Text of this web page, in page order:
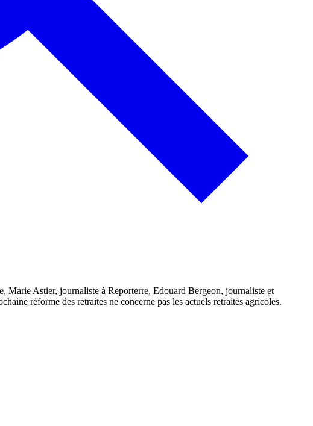
Marie Astier, journaliste à Reporterre, Edouard Bergeon, journaliste et
réforme des retraites ne concerne pas les actuels retraités agricoles.